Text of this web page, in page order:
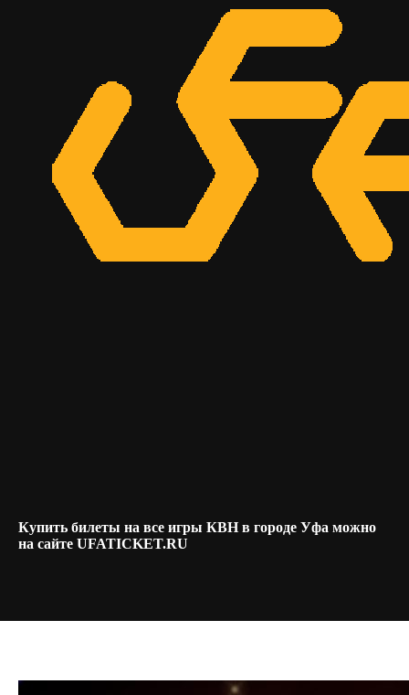
Купить билеты на все игры КВН в городе Уфа можно
на сайте UFATICKET.RU